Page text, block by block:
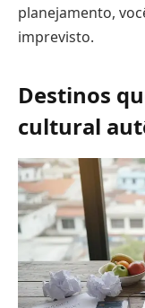
planejamento,
imprevisto.
Destinos
cultural